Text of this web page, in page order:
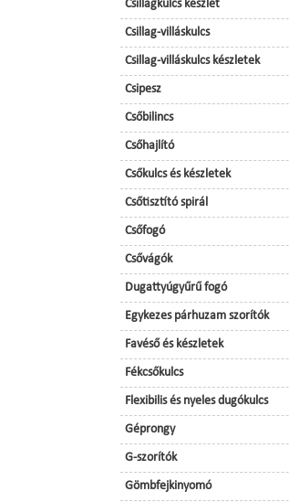
Csillagkulcs készlet
Csillag-villáskulcs
Csillag-villáskulcs készletek
Csipesz
Csőbilincs
Csőhajlító
Csőkulcs és készletek
Csőtisztító spirál
Csőfogó
Csővágók
Dugattyúgyűrű fogó
Egykezes párhuzam szorítók
Favéső és készletek
Fékcsőkulcs
Flexibilis és nyeles dugókulcs
Géprongy
G-szorítók
Gömbfejkinyomó